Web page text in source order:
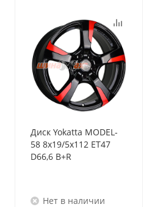
Диск Yokatta MODEL-
58 8x19/5x112 ET47
D66,6 B+R
Нет в наличии